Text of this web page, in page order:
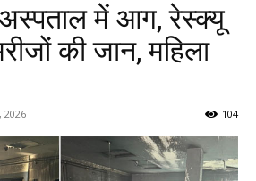
में आग, रेस्क्यू
की जान, महिला
2026 104